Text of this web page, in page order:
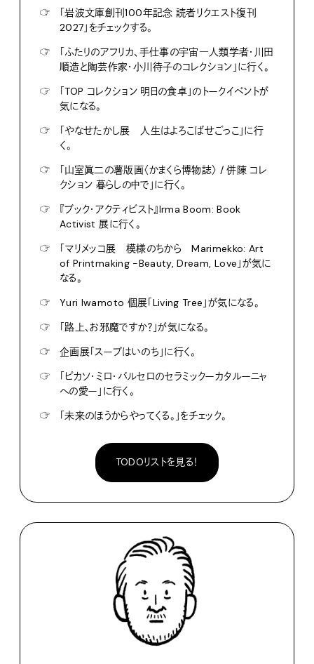
☞
「岩波文庫創刊100年記念 読者リクエスト復刊
2027」をチェックする。
☞
「ふたりのアフリカ、手仕事の宇宙―人類学者・川田
順造と陶芸作家・小川待子のコレクション」に行く。
☞
「TOP コレクション 明日の食卓」のトークイベントが
気になる。
☞
「やなせたかし展 人生はよろこばせごっこ」に行
く。
☞
「山室眞二の薯版画〈かまくら博物誌〉 / 併陳 コレ
クション 暮らしの中で」に行く。
☞
『ブック・アクティビスト』Irma Boom: Book
Activist 展に行く。
☞
「マリメッコ展 模様のちから Marimekko: Art
of Printmaking -Beauty, Dream, Love」が気に
なる。
☞
Yuri Iwamoto 個展「Living Tree」が気になる。
☞
「路上、お邪魔ですか？」が気になる。
☞
企画展「スープはいのち」に行く。
☞
「ピカソ・ミロ・バルセロのセラミックーカタルーニャ
への愛ー」に行く。
☞
「未来のほうからやってくる。」をチェック。
TODOリストを見る！